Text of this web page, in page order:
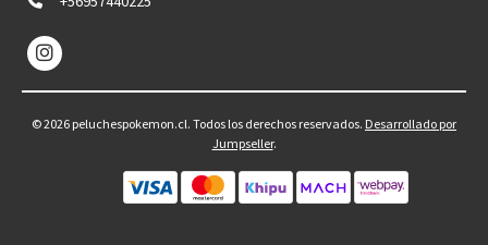
© 2026 peluchespokemon.cl. Todos los derechos reservados. Desarrollado por
Jumpseller.